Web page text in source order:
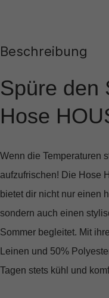
Beschreibung
Spüre den
Hose
Wenn die Temperaturen
aufzufrischen! Die Hose
bietet dir nicht nur einen
sondern auch einen
Sommer begleitet. Mit
Leinen und 50%
Tagen stets kühl und